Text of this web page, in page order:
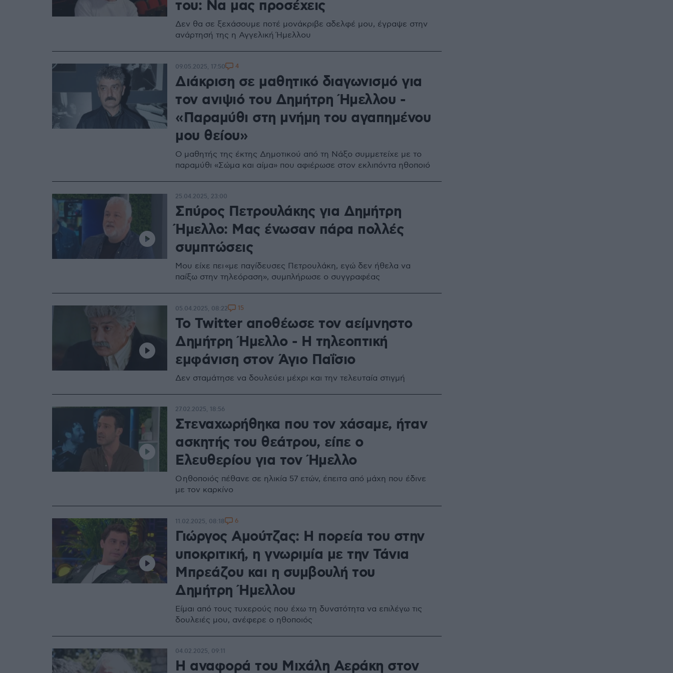
του: Να μας προσέχεις
Δεν θα σε ξεχάσουμε ποτέ μονάκριβε αδελφέ μου, έγραψε στην
ανάρτησή της η Αγγελική Ήμελλου
Διάκριση σε μαθητικό διαγωνισμό για
τον ανιψιό του Δημήτρη Ήμελλου -
«Παραμύθι στη μνήμη του αγαπημένου
μου θείου»
Ο μαθητής της έκτης Δημοτικού από τη Νάξο συμμετείχε με το
παραμύθι «Σώμα και αίμα» που αφιέρωσε στον εκλιπόντα ηθοποιό
09.05.2025, 17:50 4
Σπύρος Πετρουλάκης για Δημήτρη
Ήμελλο: Μας ένωσαν πάρα πολλές
συμπτώσεις
Μου είχε πει «με παγίδευσες Πετρουλάκη, εγώ δεν ήθελα να
παίξω στην τηλεόραση», συμπλήρωσε ο συγγραφέας
25.04.2025, 23:00
Το Twitter αποθέωσε τον αείμνηστο
Δημήτρη Ήμελλο - Η τηλεοπτική
εμφάνιση στον Άγιο Παΐσιο
Δεν σταμάτησε να δουλεύει μέχρι και την τελευταία στιγμή
05.04.2025, 08:22 15
Στεναχωρήθηκα που τον χάσαμε, ήταν
ασκητής του θεάτρου, είπε ο
Ελευθερίου για τον Ήμελλο
O ηθοποιός πέθανε σε ηλικία 57 ετών, έπειτα από μάχη που έδινε
με τον καρκίνο
27.02.2025, 18:56
Γιώργος Αμούτζας: Η πορεία του στην
υποκριτική, η γνωριμία με την Τάνια
Μπρεάζου και η συμβουλή του
Δημήτρη Ήμελλου
Είμαι από τους τυχερούς που έχω τη δυνατότητα να επιλέγω τις
δουλειές μου, ανέφερε ο ηθοποιός
11.02.2025, 08:18 6
Η αναφορά του Μιχάλη Αεράκη στον
04.02.2025, 09:11